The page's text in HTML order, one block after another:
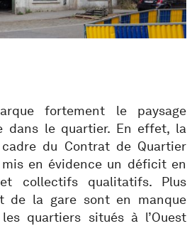
fortement le paysage
dans le quartier. En effet, la
du Contrat de Quartier
en évidence un déficit en
collectifs qualitatifs. Plus
de la gare sont en manque
quartiers situés à l’Ouest